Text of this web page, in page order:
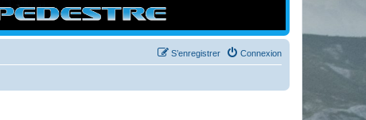
Connexion
S’enregistrer